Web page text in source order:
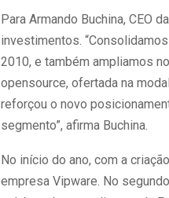
Para Armando Buchina, CEO
investimentos.
2010, e também ampliamos
opensource, ofertada na
reforçou o novo
segmento”, afirma Buchina.
No início do ano, com a
empresa Vipware. No